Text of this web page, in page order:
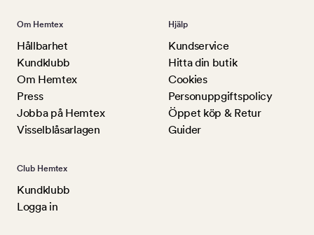
Om Hemtex
Hållbarhet
Kundklubb
Om Hemtex
Press
Jobba på Hemtex
Visselblåsarlagen
Hjälp
Kundservice
Hitta din butik
Cookies
Personuppgiftspolicy
Öppet köp & Retur
Guider
Club Hemtex
Kundklubb
Logga in